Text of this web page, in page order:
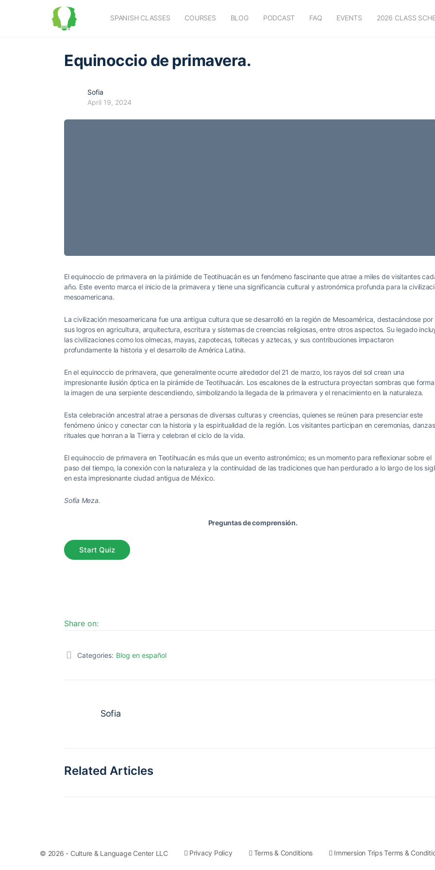
SPANISH CLASSES COURSES BLOG PODCAST FAQ EVENTS 2026 CLASS
Equinoccio de primavera.
Sofia
April 19, 2024
El equinoccio de primavera en la pirámide de Teotihuacán es un fenómeno fascinante que atrae a miles de visitantes
año. Este evento marca el inicio de la primavera y tiene una significancia cultural y astronómica profunda para la
mesoamericana.
La civilización mesoamericana fue una antigua cultura que se desarrolló en la región de Mesoamérica, destacándose por
sus logros en agricultura, arquitectura, escritura y sistemas de creencias religiosas, entre otros aspectos. Su legado
las civilizaciones como los olmecas, mayas, zapotecas, toltecas y aztecas, y sus contribuciones impactaron
profundamente la historia y el desarrollo de América Latina.
En el equinoccio de primavera, que generalmente ocurre alrededor del 21 de marzo, los rayos del sol crean una
impresionante ilusión óptica en la pirámide de Teotihuacán. Los escalones de la estructura proyectan sombras que
la imagen de una serpiente descendiendo, simbolizando la llegada de la primavera y el renacimiento en la naturaleza.
Esta celebración ancestral atrae a personas de diversas culturas y creencias, quienes se reúnen para presenciar este
fenómeno único y conectar con la historia y la espiritualidad de la región. Los visitantes participan en ceremonias,
rituales que honran a la Tierra y celebran el ciclo de la vida.
El equinoccio de primavera en Teotihuacán es más que un evento astronómico; es un momento para reflexionar sobre el
paso del tiempo, la conexión con la naturaleza y la continuidad de las tradiciones que han perdurado a lo largo de los
en esta impresionante ciudad antigua de México.
Sofía Meza.
Preguntas de comprensión.
Share on:
Categories: Blog en español
Sofia
Related Articles
© 2026 - Culture & Language Center LLC Privacy Policy Terms & Conditions Immersion Trips Terms &